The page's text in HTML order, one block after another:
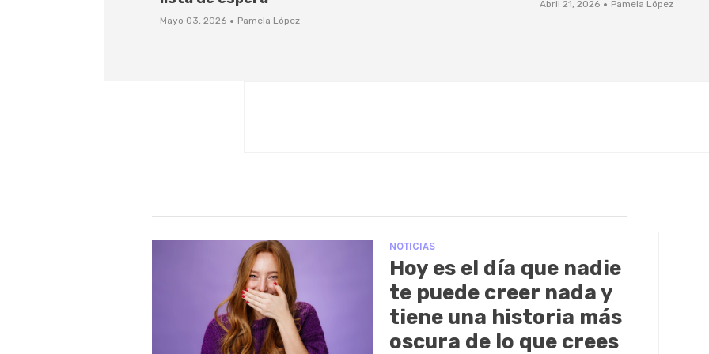
Mayo 03, 2026 · Pamela López
Abril 21, 2026 · Pamela López
NOTICIAS
Hoy es el día que nadie
te puede creer nada y
tiene una historia más
oscura de lo que crees